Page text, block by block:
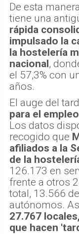
De esta
tiene una
rápida
impulsado la
la hostelería
nacional,
el 57,3% con
años.
El auge del
para el
Los datos
recogido que
afiliados a la
de la
126.173 en
frente a otros
total, 13.566
autónomos.
27.767
que hacen